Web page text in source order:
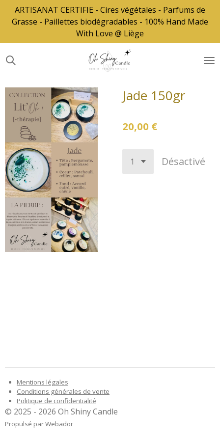
Passer
au
principal
ARTISANAT CERTIFIE - Cires végétales - Parfums de
Grasse - Paillettes biodégradables - 100% Hand Made
With Love @ Liège
Jade 150gr
20,00 €
Désactivé
Mentions légales
Conditions générales de vente
Politique de confidentialité
© 2025 - 2026 Oh Shiny Candle
Propulsé parWebador